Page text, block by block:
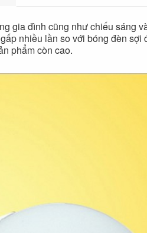
gia đình cũng như chiếu sáng
nhiều lần so với bóng đèn sợi
phẩm còn cao.